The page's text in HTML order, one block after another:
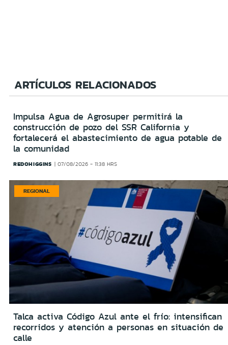
ARTÍCULOS RELACIONADOS
Impulsa Agua de Agrosuper permitirá la
construcción de pozo del SSR California y
fortalecerá el abastecimiento de agua potable de
la comunidad
REDOHIGGINS 07/08/2026 - 11:38 HRS
REGIONAL
Talca activa Código Azul ante el frío: intensifican
recorridos y atención a personas en situación de
calle